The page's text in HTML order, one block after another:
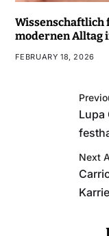
Wissenschaftlich
modernen Alltag
FEBRUARY 18, 2026
Lupa
Next